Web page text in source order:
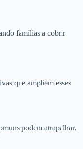
famílias a cobrir
que ampliem esses
podem atrapalhar.